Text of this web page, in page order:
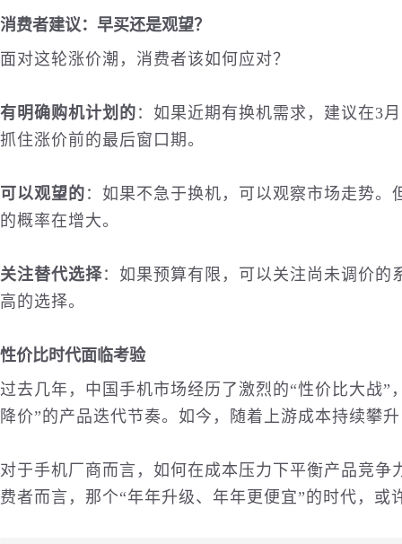
消费者建议：早买还是观望？
面对这轮涨价潮，消费者该如何应对？
有明确购机计划的 ：如果近期有换机需求，建议在3
抓住涨价前的最后窗口期。
可以观望的 ：如果不急于换机，可以观察市场走势
的概率在增大。
关注替代选择：如果预算有限，可以关注尚未调价
高的选择。
性价比时代面临考验
过去几年，中国手机市场经历了激烈的“性价比大战”
降价”的产品迭代节奏。如今，随着上游成本持续攀
对于手机厂商而言，如何在成本压力下平衡产品竞
费者而言，那个“年年升级、年年更便宜”的时代，或